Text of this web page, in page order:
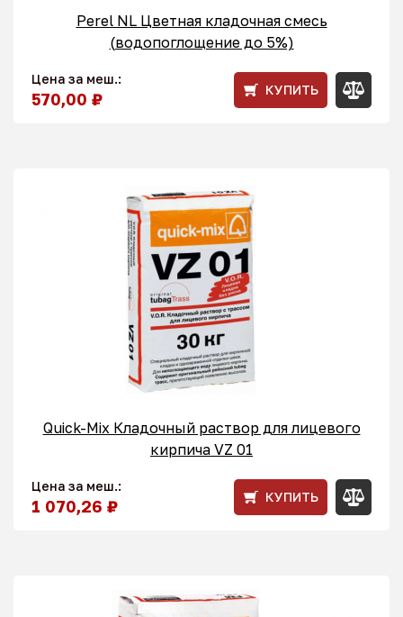
Perel NL Цветная кладочная смесь
(водопоглощение до 5%)
Цена за меш.:
570,00 ₽ КУПИТЬ
Quick-Mix Кладочный раствор для лицевого
кирпича VZ 01
Цена за меш.:
1 070,26 ₽ КУПИТЬ